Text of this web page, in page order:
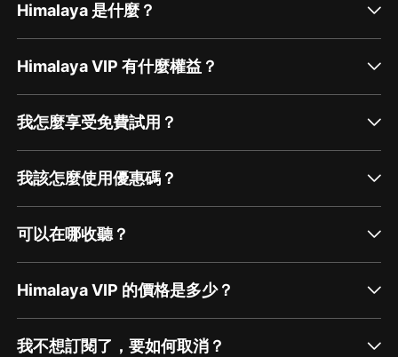
Himalaya 是什麼？
Himalaya VIP 有什麼權益？
我怎麼享受免費試用？
我該怎麼使用優惠碼？
可以在哪收聽？
Himalaya VIP 的價格是多少？
我不想訂閱了，要如何取消？